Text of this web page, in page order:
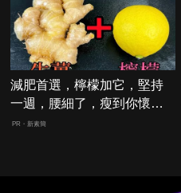
減肥首選，檸檬加它，堅持
一週，腰細了，瘦到你懷疑
人生
PR・新素簡